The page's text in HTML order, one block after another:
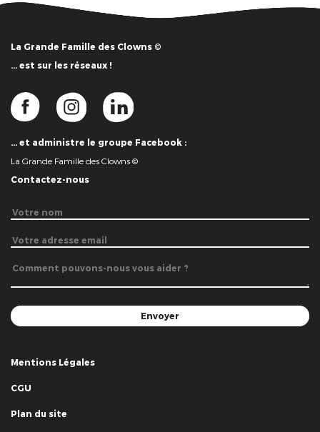
La Grande Famille des Clowns ©
… est sur les réseaux !
… et administre le groupe Facebook :
La Grande Famille des Clowns ©
Contactez-nous
Mentions Légales
CGU
Plan du site